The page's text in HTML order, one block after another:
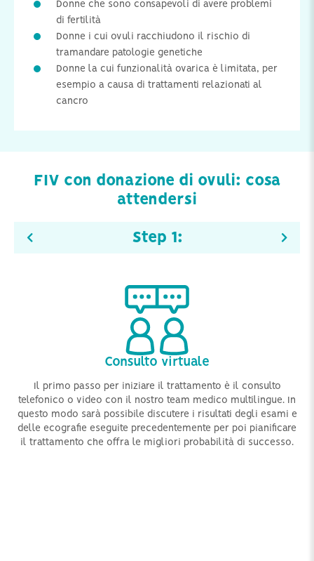
Donne che sono consapevoli di avere problemi
di fertilità
Donne i cui ovuli racchiudono il rischio di
tramandare patologie genetiche
Donne la cui funzionalità ovarica è limitata, per
esempio a causa di trattamenti relazionati al
cancro
FIV con donazione di ovuli: cosa
attendersi
Step 1 :
Consulto virtuale
Il primo passo per iniziare il trattamento è il consulto
telefonico o video con il nostro team medico multilingue. In
questo modo sarà possibile discutere i risultati degli esami e
delle ecografie eseguite precedentemente per poi pianificare
il trattamento che offra le migliori probabilità di successo.